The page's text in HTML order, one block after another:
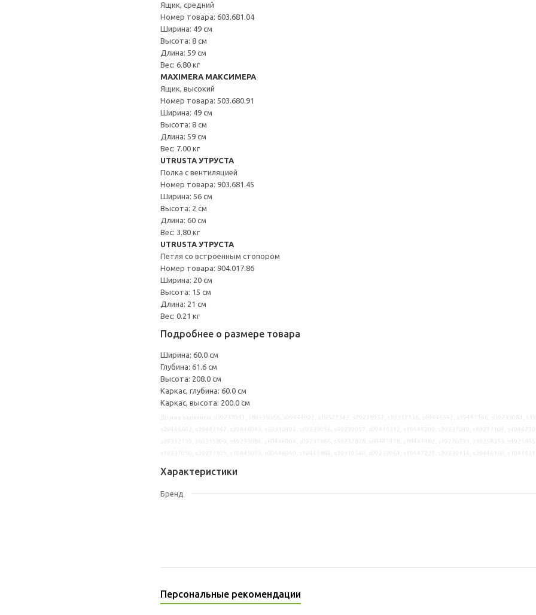
Ящик, средний
Номер товара: 603.681.04
Ширина: 49 см
Высота: 8 см
Длина: 59 см
Вес: 6.80 кг
MAXIMERA МАКСИМЕРА
Ящик, высокий
Номер товара: 503.680.91
Ширина: 49 см
Высота: 8 см
Длина: 59 см
Вес: 7.00 кг
UTRUSTA УТРУСТА
Полка с вентиляцией
Номер товара: 903.681.45
Ширина: 56 см
Высота: 2 см
Длина: 60 см
Вес: 3.80 кг
UTRUSTA УТРУСТА
Петля со встроенным стопором
Номер товара: 904.017.86
Ширина: 20 см
Высота: 15 см
Длина: 21 см
Вес: 0.21 кг
Подробнее о размере товара
Ширина: 60.0 см
Глубина: 61.6 см
Высота: 208.0 см
Каркас, глубина: 60.0 см
Каркас, высота: 200.0 см
Характеристики
Бренд
Персональные рекомендации